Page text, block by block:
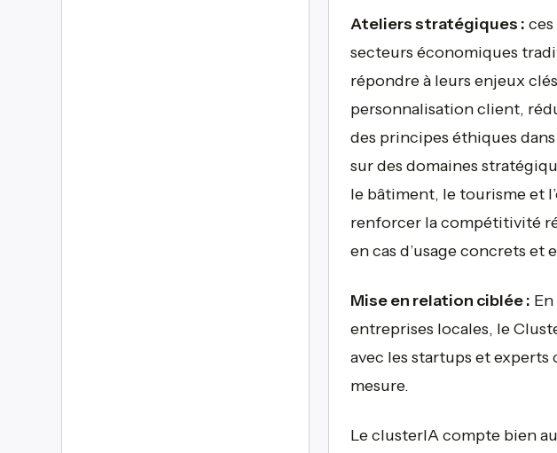
Ateliers stratégiques :
secteurs économiques
répondre à leurs enjeux
personnalisation client,
des principes éthiques
sur des domaines
le bâtiment, le tourisme et
renforcer la compétitivité
en cas d’usage concrets et
Mise en relation ciblée :
entreprises locales, le
avec les startups et
mesure.
Le clusterIA compte bien